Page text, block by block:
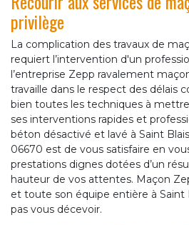
privilège
La complication des travaux de
requiert l’intervention d'un
l’entreprise Zepp ravalement
travaille dans le respect des délais
bien toutes les techniques à
ses interventions rapides et
béton désactivé et lavé à Saint
06670 est de vous satisfaire en
prestations dignes dotées d’un
hauteur de vos attentes. Maçon
et toute son équipe entière à
pas vous décevoir.